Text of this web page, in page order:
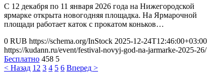
С 12 декабря по 11 января 2026 года на Нижегородской
ярмарке открыта новогодняя площадка. На Ярмарочной
площади работает каток с прокатом коньков…
0 RUB https://schema.org/InStock 2025-12-24T12:46:00+03:00
https://kudann.ru/event/festival-novyj-god-na-jarmarke-2025-26/
Бесплатно 458 5
< Назад 1 2 3 4 5 6 Вперед >